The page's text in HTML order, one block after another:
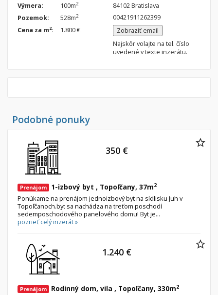
Novostavba
Hľadaj
Výmera:
100m2
Pozemok: 528m2
Cena za m2: 1.800 €
84102 Bratislava
00421911262399
Zobraziť email
Najskôr volajte na tel. číslo
uvedené v texte inzerátu.
Podobné ponuky
Prenájom 1-izbový byt , Topoľčany, 37m2
Ponúkame na prenájom jednoizbový byt na sídlisku Juh v
Topoľčanoch.byt sa nachádza na treťom poschodí
sedemposchodového panelového domu! Byt je...
pozrieť celý inzerát »
350 €
Prenájom Rodinný dom, vila , Topoľčany, 330m2
1.240 €